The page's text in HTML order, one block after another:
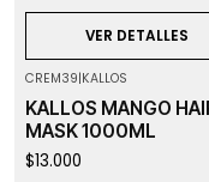
VER DETALLES
CREM39|KALLOS
KALLOS MANGO
MASK 1000ML
$13.000